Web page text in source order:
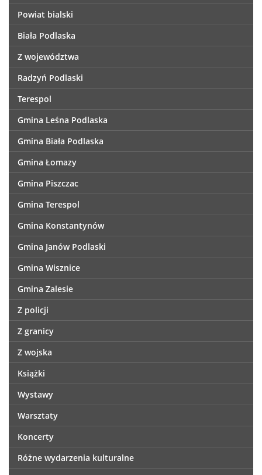
Powiat bialski
Biała Podlaska
Z województwa
Radzyń Podlaski
Terespol
Gmina Leśna Podlaska
Gmina Biała Podlaska
Gmina Łomazy
Gmina Piszczac
Gmina Terespol
Gmina Konstantynów
Gmina Janów Podlaski
Gmina Wisznice
Gmina Zalesie
Z policji
Z granicy
Z wojska
Książki
Wystawy
Warsztaty
Koncerty
Różne wydarzenia kulturalne